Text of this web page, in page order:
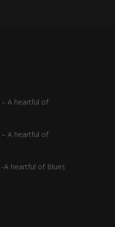
– A heartful of
– A heartful of
A heartful of Blues